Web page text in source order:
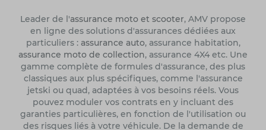
Leader de l'assurance moto et scooter, AMV propose
en ligne des solutions d'assurances dédiées aux
particuliers : assurance auto, assurance habitation,
assurance moto de collection, assurance 4X4 etc. Une
gamme complète de formules d'assurance, des plus
classiques aux plus spécifiques, comme l'assurance
jetski ou quad, adaptées à vos besoins réels. Vous
pouvez moduler vos contrats en y incluant des
garanties particulières, en fonction de l'utilisation ou
des risques liés à votre véhicule. De la demande de